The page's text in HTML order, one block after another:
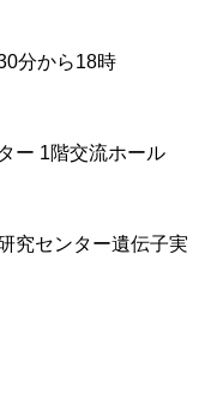
分から18時
ー 1階交流ホール
究センター遺伝子実